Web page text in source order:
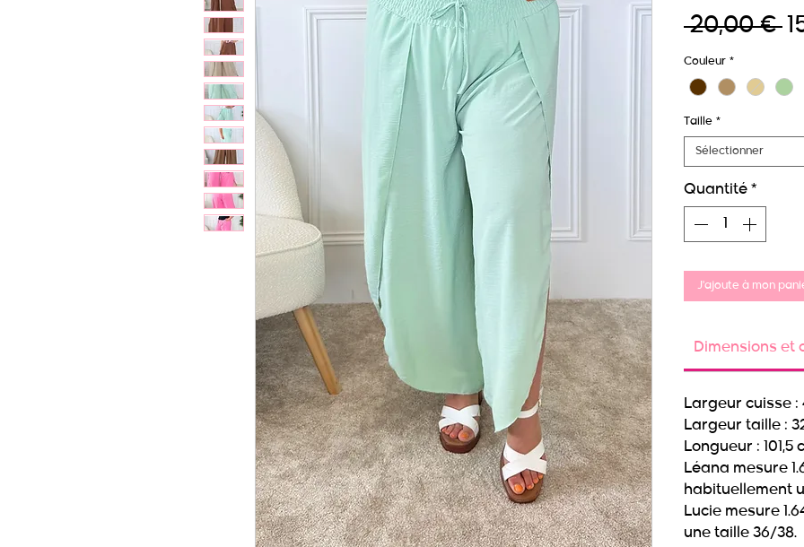
20,00 €
Couleur *
Taille *
Sélectionner
Quantité *
J'ajoute à mon
Dimensions et
Largeur cuisse :
Largeur taille :
Longueur : 101,5
Léana mesure
habituellement
Lucie mesure
une taille 36/38.